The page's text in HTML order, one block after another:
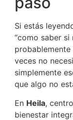
Si estás
“como saber si
veces no
simplemente
que algo no
En Heila,
bienestar